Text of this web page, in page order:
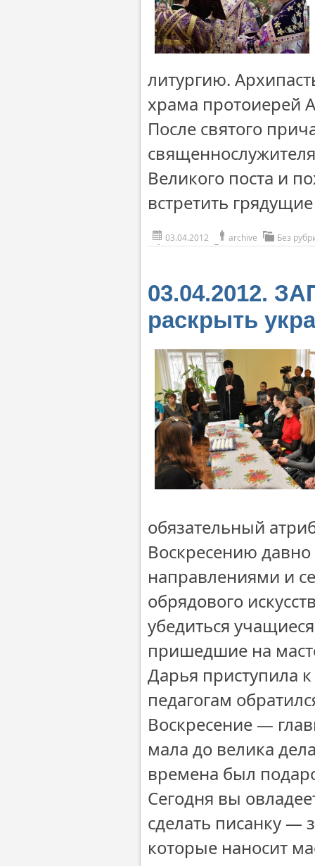
литургию.
храма протоиерей
После святого
Великого поста и
встретить
03.04.2012 archive Без
03.04.2012.
раскрыть
обязательный
Воскресению
направлениями и
обрядового
убедиться
пришедшие на
Дарья приступила
педагогам
Воскресение —
мала до велика
времена был
Сегодня вы
сделать писанку —
которые наносит